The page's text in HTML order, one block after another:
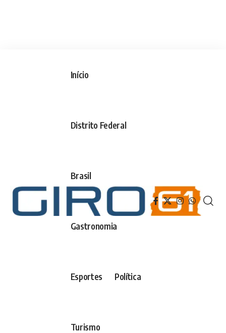
Início
Distrito Federal
Brasil
Gastronomia
Esportes Política
Turismo